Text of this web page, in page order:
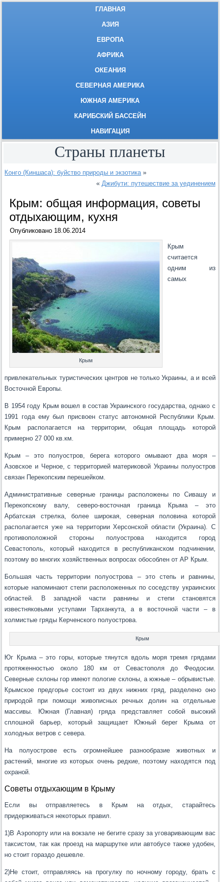
ГЛАВНАЯ
АЗИЯ
ЕВРОПА
АФРИКА
ОКЕАНИЯ
СЕВЕРНАЯ АМЕРИКА
ЮЖНАЯ АМЕРИКА
КАРИБСКИЙ БАССЕЙН
НАВИГАЦИЯ
Страны планеты
Конго (Киншаса): буйство природы и экзотика »
« Джибути: путешествие за уединением
Крым: общая информация, советы
отдыхающим, кухня
Опубликовано 18.06.2014
Крым
Крым
считается
одним из
самых
привлекательных туристических центров не только Украины, а и всей
Восточной Европы.
В 1954 году Крым вошел в состав Украинского государства, однако с
1991 года ему был присвоен статус автономной Республики Крым.
Крым располагается на территории, общая площадь которой
примерно 27 000 кв.км.
Крым – это полуостров, берега которого омывают два моря –
Азовское и Черное, с территорией материковой Украины полуостров
связан Перекопским перешейком.
Административные северные границы расположены по Сивашу и
Перекопскому валу, северо-восточная граница Крыма – это
Арбатская стрелка, более широкая, северная половина которой
располагается уже на территории Херсонской области (Украина). С
противоположной стороны полуострова находится город
Севастополь, который находится в республиканском подчинении,
поэтому во многих хозяйственных вопросах обособлен от АР Крым.
Большая часть территории полуострова – это степь и равнины,
которые напоминают степи расположенных по соседству украинских
областей. В западной части равнины и степи становятся
известняковыми уступами Тарханкута, а в восточной части – в
холмистые гряды Керченского полуострова.
Крым
Юг Крыма – это горы, которые тянутся вдоль моря тремя грядами
протяженностью около 180 км от Севастополя до Феодосии.
Северные склоны гор имеют пологие склоны, а южные – обрывистые.
Крымское предгорье состоит из двух нижних гряд, разделено оно
природой при помощи живописных речных долин на отдельные
массивы. Южная (Главная) гряда представляет собой высокий
сплошной барьер, который защищает Южный берег Крыма от
холодных ветров с севера.
На полуострове есть огромнейшее разнообразие животных и
растений, многие из которых очень редкие, поэтому находятся под
охраной.
Советы отдыхающим в Крыму
Если вы отправляетесь в Крым на отдых, старайтесь
придерживаться некоторых правил.
1)В Аэропорту или на вокзале не бегите сразу за уговаривающим вас
таксистом, так как проезд на маршрутке или автобусе также удобен,
но стоит гораздо дешевле.
2)Не стоит, отправляясь на прогулку по ночному городу, брать с